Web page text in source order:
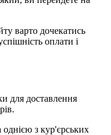
варто дочекатись
оплати і
для доставлення
з кур'єрських